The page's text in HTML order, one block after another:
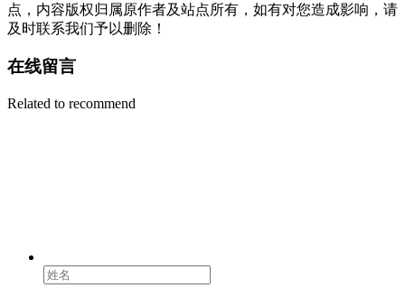
点，内容版权归属原作者及站点所有，如有对您造成影响，请
及时联系我们予以删除！
在线留言
Related to recommend